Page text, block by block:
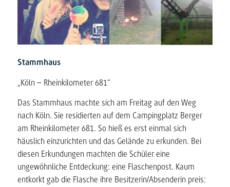
Stammhaus
„Köln – Rheinkilometer 681“
Das Stammhaus machte sich am Freitag auf den Weg
nach Köln. Sie residierten auf dem Campingplatz Berger
am Rheinkilometer 681. So hieß es erst einmal sich
häuslich einzurichten und das Gelände zu erkunden. Bei
diesen Erkundungen machten die Schüler eine
ungewöhnliche Entdeckung: eine Flaschenpost. Kaum
entkorkt gab die Flasche ihre Besitzerin/Absenderin preis: